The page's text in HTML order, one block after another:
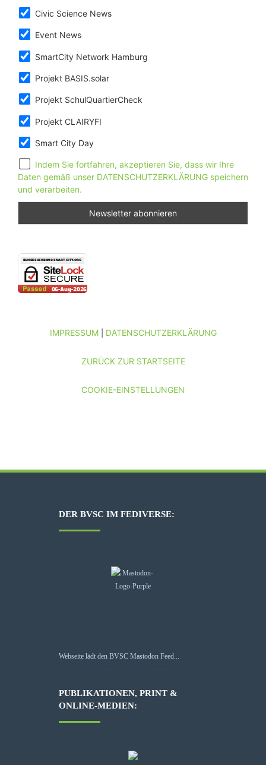
Civic Science News
Event News
SmartCity Network Hamburg
Projekt BASIS.solar
Projekt SchulQuartierCheck
Projekt CLAIRYFI
Smart City Day
Indem Sie fortfahren, akzeptieren Sie, dass wir Ihre
Daten gemäß unser DATENSCHUTZERKLÄRUNG speichern
und verarbeiten.
IMPRESSUM| DATENSCHUTZERKLÄRUNG
ZURÜCK ZUR STARTSEITE
COOKIE-EINSTELLUNGEN
DER BVSC IM FEDIVERSE:
Webseite lädt den BVSC Mastodon Feed...
PUBLIKATIONEN, PRINT &
ONLINE-MEDIEN: